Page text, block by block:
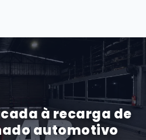
à recarga de
automotivo